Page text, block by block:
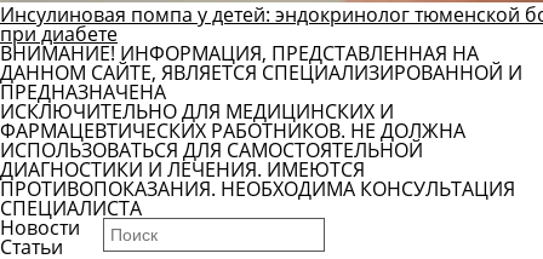
Инсулиновая помпа у детей: эндокринолог тюменской
при диабете
ВНИМАНИЕ! ИНФОРМАЦИЯ, ПРЕДСТАВЛЕННАЯ НА
ДАННОМ САЙТЕ, ЯВЛЯЕТСЯ СПЕЦИАЛИЗИРОВАННОЙ И
ПРЕДНАЗНАЧЕНА
ИСКЛЮЧИТЕЛЬНО ДЛЯ МЕДИЦИНСКИХ И
ФАРМАЦЕВТИЧЕСКИХ РАБОТНИКОВ. НЕ ДОЛЖНА
ИСПОЛЬЗОВАТЬСЯ ДЛЯ САМОСТОЯТЕЛЬНОЙ
ДИАГНОСТИКИ И ЛЕЧЕНИЯ. ИМЕЮТСЯ
ПРОТИВОПОКАЗАНИЯ. НЕОБХОДИМА КОНСУЛЬТАЦИЯ
СПЕЦИАЛИСТА
Новости
Статьи